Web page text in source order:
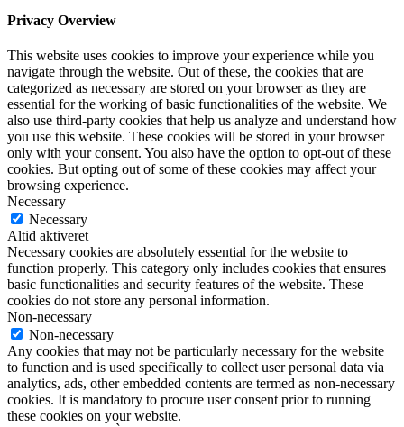
Privacy Overview
This website uses cookies to improve your experience while you
navigate through the website. Out of these, the cookies that are
categorized as necessary are stored on your browser as they are
essential for the working of basic functionalities of the website. We
also use third-party cookies that help us analyze and understand how
you use this website. These cookies will be stored in your browser
only with your consent. You also have the option to opt-out of these
cookies. But opting out of some of these cookies may affect your
browsing experience.
Necessary
Necessary
Altid aktiveret
Necessary cookies are absolutely essential for the website to
function properly. This category only includes cookies that ensures
basic functionalities and security features of the website. These
cookies do not store any personal information.
Non-necessary
Non-necessary
Any cookies that may not be particularly necessary for the website
to function and is used specifically to collect user personal data via
analytics, ads, other embedded contents are termed as non-necessary
cookies. It is mandatory to procure user consent prior to running
these cookies on your website.